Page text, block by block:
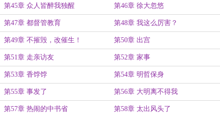
第45章 众人皆醉我独醒 第46章 徐大忽悠
第47章 都督管教育 第48章 我这么厉害？
第49章 不摧毁，改催生！ 第50章 出宫
第51章 走亲访友 第52章 家事
第53章 香饽饽 第54章 明哲保身
第55章 事发了 第56章 大明离不得我
第57章 热闹的中书省 第58章 太出风头了